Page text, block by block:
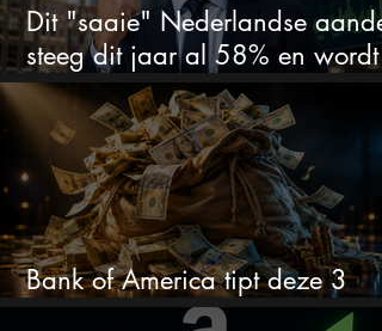
Dit "saaie" Nederlandse
steeg dit jaar al 58% en wordt
volgens analisten onderschat
Bank of America tipt deze 3
chipaandelen